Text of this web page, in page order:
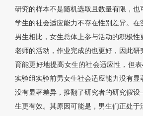
研究的样本不是随机选取且数量有限，也
学生的社会适应能力不存在性别差异。在
男生相比，女生总体上参与活动的积极性
老师的活动，作业完成的也更好，因此研
育能更好地提高女生的社会适应性，但
实验组实验前男女生社会适应能力没有显
没有显著差异，推翻了研究者的研究假
生更有效。其原因可能是，男生们正处于